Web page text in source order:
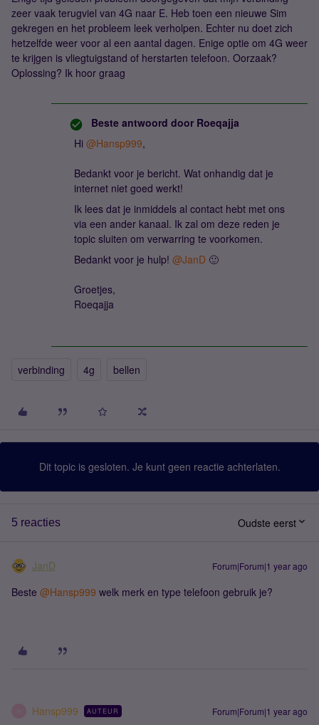
zeer vaak terugviel van 4G naar E. Heb toen een nieuwe Sim
gekregen en het probleem leek verholpen. Echter nu doet zich
hetzelfde weer voor al een aantal dagen. Enige optie om 4G weer
te krijgen is vliegtuigstand of herstarten telefoon. Oorzaak?
Oplossing? Ik hoor graag
Beste antwoord door Roeqajja
Hi ​ @Hansp999,
Bedankt voor je bericht. Wat onhandig dat je
internet niet goed werkt!
Ik lees dat je inmiddels al contact hebt met ons
via een ander kanaal. Ik zal om deze reden je
topic sluiten om verwarring te voorkomen.
Bedankt voor je hulp! ​ @JanD 🙂
Groetjes,
Roeqajja
verbinding 4g bellen
Dit topic is gesloten. Je kunt geen reactie achterlaten.
5 reacties Oudste eerst
JanD Forum|Forum|1 year ago
Beste ​ @Hansp999 welk merk en type telefoon gebruik je?
Hansp999 AUTEUR Forum|Forum|1 year ago